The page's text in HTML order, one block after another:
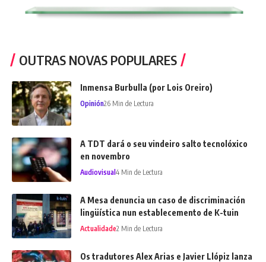
OUTRAS NOVAS POPULARES
Inmensa Burbulla (por Lois Oreiro)
Opinión26 Min de Lectura
A TDT dará o seu vindeiro salto tecnolóxico
en novembro
Audiovisual4 Min de Lectura
A Mesa denuncia un caso de discriminación
lingüística nun establecemento de K-tuin
Actualidade2 Min de Lectura
Os tradutores Alex Arias e Javier Llópiz lanza